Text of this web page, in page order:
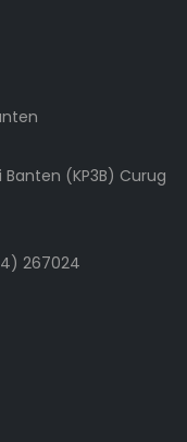
(KP3B) Curug
267024